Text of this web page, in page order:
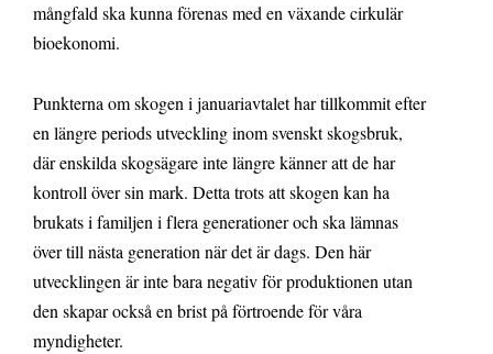
mångfald ska kunna förenas med en växande cirkulär
bioekonomi.
Punkterna om skogen i januariavtalet har tillkommit efter
en längre periods utveckling inom svenskt skogsbruk,
där enskilda skogsägare inte längre känner att de har
kontroll över sin mark. Detta trots att skogen kan ha
brukats i familjen i flera generationer och ska lämnas
över till nästa generation när det är dags. Den här
utvecklingen är inte bara negativ för produktionen utan
den skapar också en brist på förtroende för våra
myndigheter.